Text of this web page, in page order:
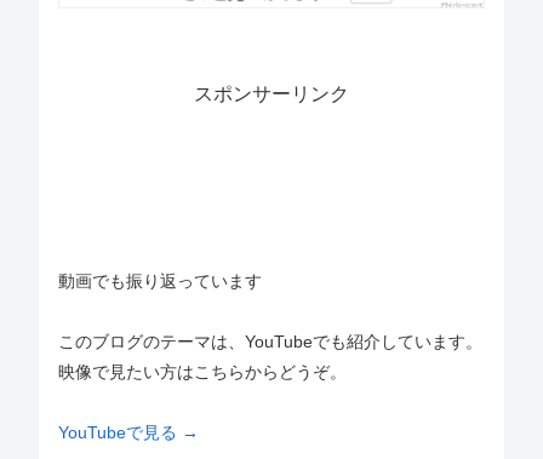
スポンサーリンク
動画でも振り返っています
このブログのテーマは、YouTubeでも紹介しています。
映像で見たい方はこちらからどうぞ。
YouTubeで見る →